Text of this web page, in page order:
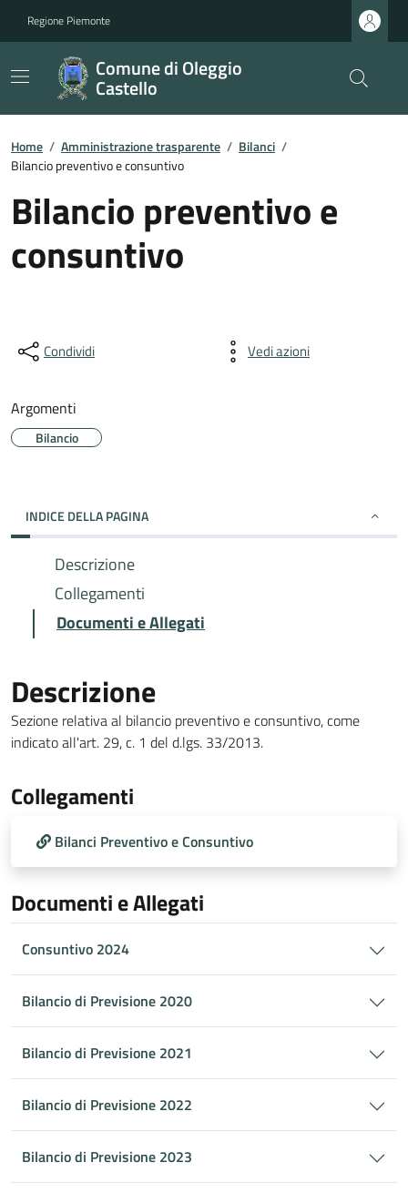
Regione Piemonte
Comune di Oleggio
Castello
Home / Amministrazione trasparente / Bilanci /
Bilancio preventivo e consuntivo
Bilancio preventivo e
consuntivo
Condividi Vedi azioni
Argomenti
Bilancio
INDICE DELLA PAGINA
Descrizione
Collegamenti
Documenti e Allegati
Descrizione
Sezione relativa al bilancio preventivo e consuntivo, come
indicato all'art. 29, c. 1 del d.lgs. 33/2013.
Collegamenti
Bilanci Preventivo e Consuntivo
Documenti e Allegati
Consuntivo 2024
Bilancio di Previsione 2020
Bilancio di Previsione 2021
Bilancio di Previsione 2022
Bilancio di Previsione 2023